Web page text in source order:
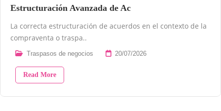
Estructuración Avanzada de Ac
La correcta estructuración de acuerdos en el contexto de la
compraventa o traspa..
Traspasos de negocios 20/07/2026
Read More